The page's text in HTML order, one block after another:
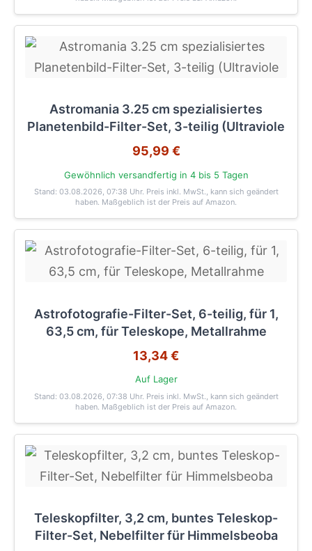
Astromania 3.25 cm spezialisiertes
Planetenbild-Filter-Set, 3-teilig (Ultraviole
95,99 €
Gewöhnlich versandfertig in 4 bis 5 Tagen
Stand: 03.08.2026, 07:38 Uhr. Preis inkl. MwSt., kann sich geändert
haben. Maßgeblich ist der Preis auf Amazon.
Astrofotografie-Filter-Set, 6-teilig, für 1,
63,5 cm, für Teleskope, Metallrahme
13,34 €
Auf Lager
Stand: 03.08.2026, 07:38 Uhr. Preis inkl. MwSt., kann sich geändert
haben. Maßgeblich ist der Preis auf Amazon.
Teleskopfilter, 3,2 cm, buntes Teleskop-
Filter-Set, Nebelfilter für Himmelsbeoba